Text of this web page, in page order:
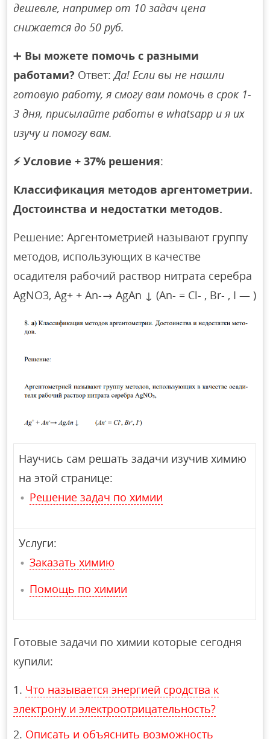
дешевле, например от 10 задач цена
снижается до 50 руб.
➕ Вы можете помочь с разными
работами? Ответ:Да! Если вы не нашли
готовую работу, я смогу вам помочь в срок 1-
3 дня, присылайте работы в whatsapp и я их
изучу и помогу вам.
⚡ Условие + 37% решения:
Классификация методов аргентометрии.
Достоинства и недостатки методов.
Решение: Аргентометрией называют группу
методов, использующих в качестве
осадителя рабочий раствор нитрата серебра
AgNO3, Ag+ + An-→ AgAn ↓ (An- = Cl- , Br- , I — )
Научись сам решать задачи изучив химию
на этой странице:
Решение задач по химии
Услуги:
Заказать химию
Помощь по химии
Готовые задачи по химии которые сегодня
купили:
Что называется энергией сродства к
электрону и электроотрицательность?
Описать и объяснить возможность